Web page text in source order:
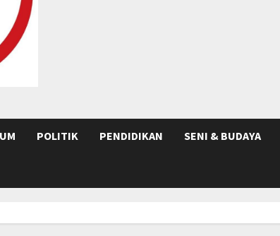
POLITIK PENDIDIKAN SENI & BUDAYA